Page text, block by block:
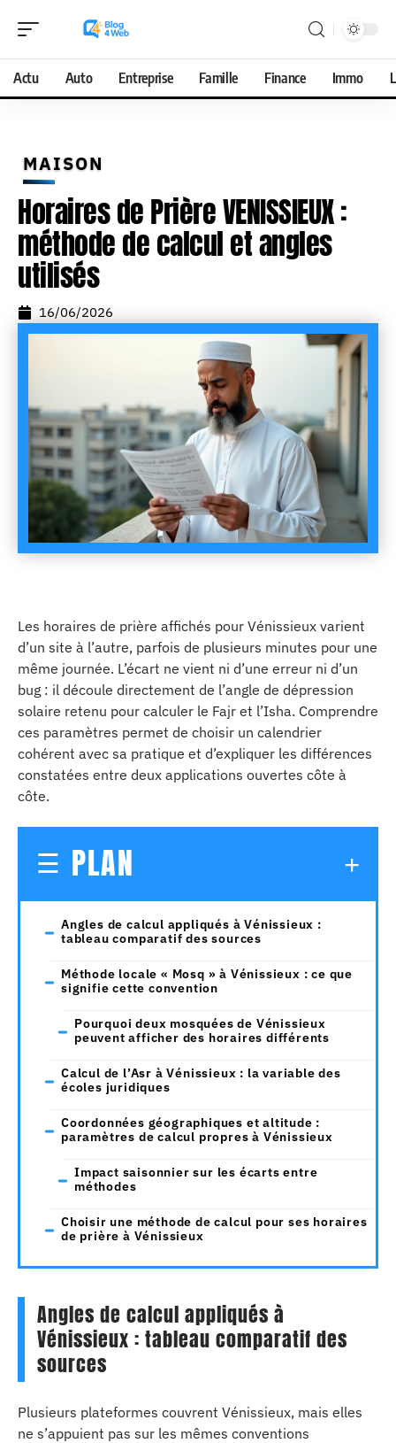
Actu Auto Entreprise Famille Finance Immo
MAISON
Horaires de Prière VENISSIEUX :
méthode de calcul et angles
utilisés
16/06/2026
Les horaires de prière affichés pour Vénissieux varient
d’un site à l’autre, parfois de plusieurs minutes pour une
même journée. L’écart ne vient ni d’une erreur ni d’un
bug : il découle directement de l’angle de dépression
solaire retenu pour calculer le Fajr et l’Isha. Comprendre
ces paramètres permet de choisir un calendrier
cohérent avec sa pratique et d’expliquer les différences
constatées entre deux applications ouvertes côte à
côte.
PLAN
Angles de calcul appliqués à Vénissieux :
tableau comparatif des sources
Méthode locale « Mosq » à Vénissieux : ce que
signifie cette convention
Pourquoi deux mosquées de Vénissieux
peuvent afficher des horaires différents
Calcul de l’Asr à Vénissieux : la variable des
écoles juridiques
Coordonnées géographiques et altitude :
paramètres de calcul propres à Vénissieux
Impact saisonnier sur les écarts entre
méthodes
Choisir une méthode de calcul pour ses horaires
de prière à Vénissieux
Angles de calcul appliqués à
Vénissieux : tableau comparatif des
sources
Plusieurs plateformes couvrent Vénissieux, mais elles
ne s’appuient pas sur les mêmes conventions